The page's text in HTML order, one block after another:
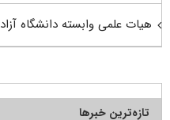
هیات علمی وابسته دانشگاه آزاد
تازه‌ترین خبرها